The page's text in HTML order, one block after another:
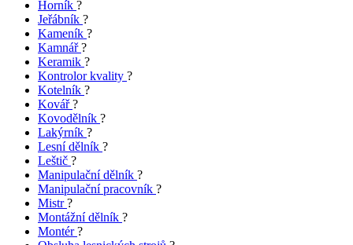
Horník ?
Jeřábník ?
Kameník ?
Kamnář?
Keramik ?
Kontrolor kvality ?
Kotelník ?
Kovář?
Kovodělník ?
Lakýrník ?
Lesní dělník ?
Leštič ?
Manipulační dělník ?
Manipulační pracovník ?
Mistr?
Montážní dělník ?
Montér?